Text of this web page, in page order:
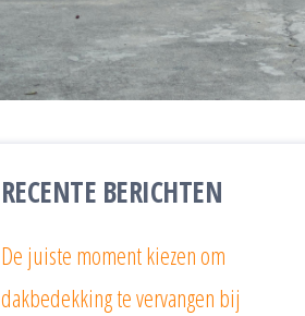
RECENTE BERICHTEN
De juiste moment kiezen om
dakbedekking te vervangen bij